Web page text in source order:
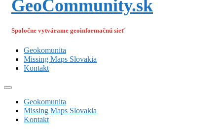
GeoCommunity.sk
Spoločne vytvárame geoinformačnú sieť
Geokomunita
Missing Maps Slovakia
Kontakt
Geokomunita
Missing Maps Slovakia
Kontakt